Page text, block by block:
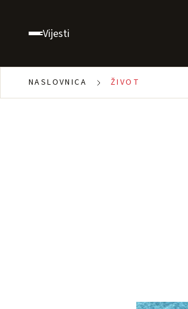
Vijesti
NASLOVNICA ŽIVOT